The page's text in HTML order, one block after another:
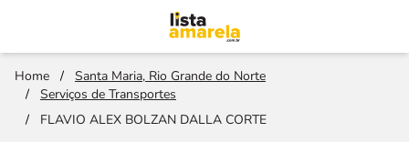
Home /
Santa Maria, Rio Grande do Norte
/
Serviços de Transportes
/
FLAVIO ALEX BOLZAN DALLA CORTE